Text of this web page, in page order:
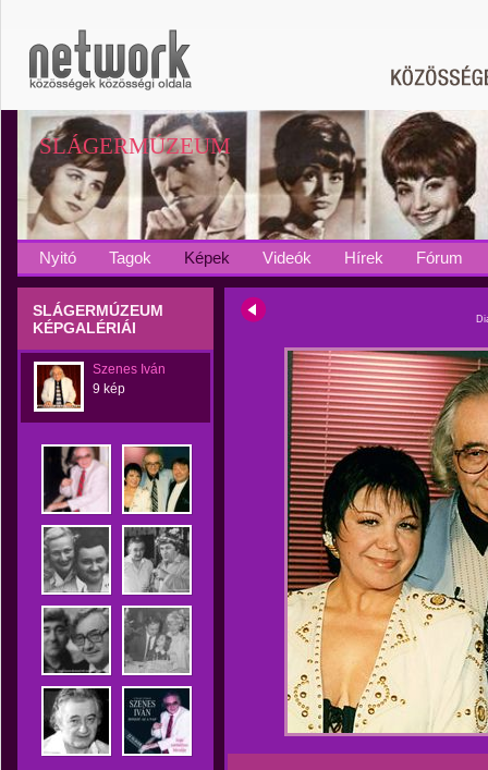
SLÁGERMÚZEUM
Nyitó Tagok Képek Videók Hírek Fórum
SLÁGERMÚZEUM
KÉPGALÉRIÁI
Szenes Iván
9 kép